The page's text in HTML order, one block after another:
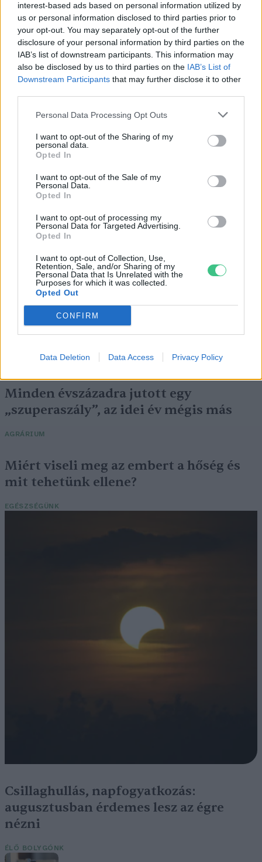
interest-based ads based on personal information utilized by
us or personal information disclosed to third parties prior to
your opt-out. You may separately opt-out of the further
disclosure of your personal information by third parties on the
IAB’s list of downstream participants. This information may
also be disclosed by us to third parties on the IAB’s List of
Downstream Participants that may further disclose it to other
Personal Data Processing Opt Outs
I want to opt-out of the Sharing of my
personal data.
Opted In
I want to opt-out of the Sale of my
Personal Data.
Opted In
I want to opt-out of processing my
Personal Data for Targeted Advertising.
Opted In
I want to opt-out of Collection, Use,
Retention, Sale, and/or Sharing of my
Personal Data that Is Unrelated with the
Purposes for which it was collected.
Opted Out
CONFIRM
Data Deletion Data Access Privacy Policy
Történelmi aszály sújtja Nagy-
Britanniát is
SZEMLE
Elképesztő felvétel mutatja meg,
mekkora a különbség az áradó és a
kiszáradó Duna között
ÉLŐ BOLYGÓNK
Még Paks kiesését is áthidalhatná a
megfelelő energiatárolás
Minden évszázadra jutott egy
„szuperaszály”, az idei év mégis más
AGRÁRIUM
Miért viseli meg az embert a hőség és
mit tehetünk ellene?
EGÉSZSÉGÜNK
Csillaghullás, napfogyatkozás:
augusztusban érdemes lesz az égre
nézni
ÉLŐ BOLYGÓNK